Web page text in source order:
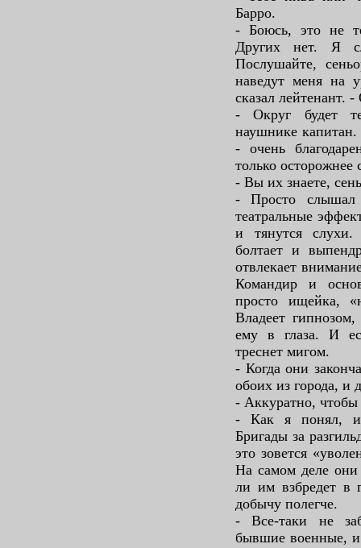
Барро.
- Боюсь, это не
Других нет. Я
Послушайте,
наведут меня на
сказал лейтенант.
- Округ будет
наушнике капитан.
- очень
только осторожнее
- Вы их знаете,
- Просто
театральные
и тянутся
болтает и
отвлекает
Командир и
просто ищейка,
Владеет
ему в глаза. И
треснет мигом.
- Когда они
обоих из города, и
- Аккуратно, чтобы
- Как я понял,
Бригады за
это зовется
На самом деле
ли им взбредет в
добычу полегче.
- Все-таки не
бывшие военные,